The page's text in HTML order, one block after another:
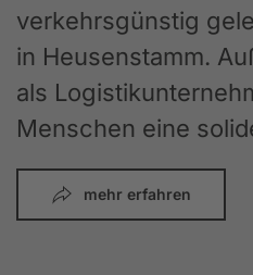
verkehrsgünstig
in Heusenstamm.
als
Menschen eine
mehr erfahren